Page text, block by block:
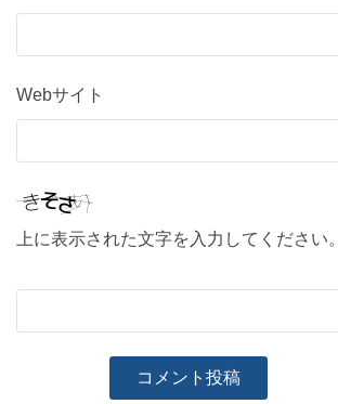
Webサイト
上に表示された文字を入力してください。